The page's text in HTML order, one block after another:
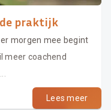
praktijk
morgen mee begint
meer coachend
Lees meer